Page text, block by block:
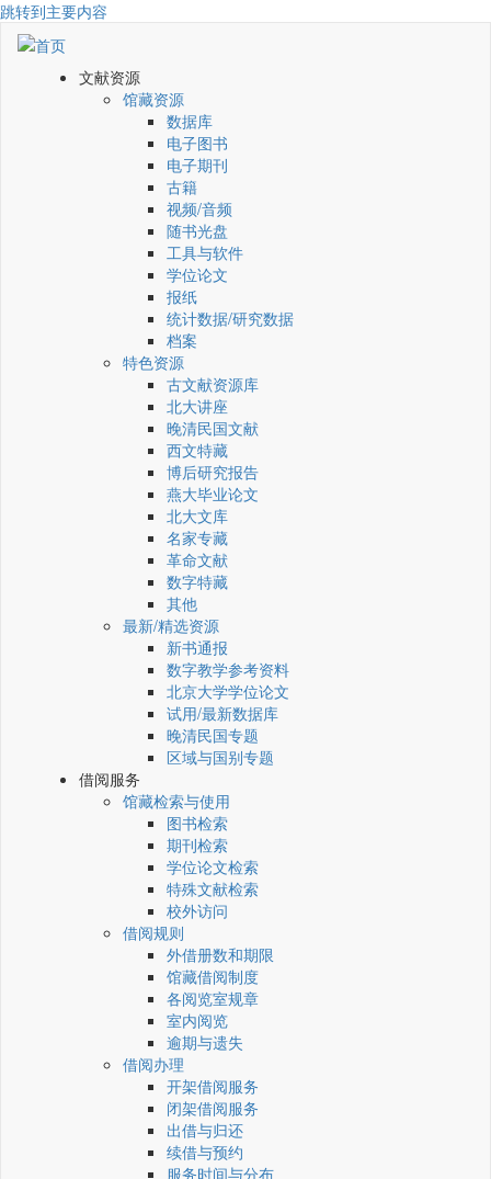
跳转到主要内容
文献资源
馆藏资源
数据库
电子图书
电子期刊
古籍
视频/音频
随书光盘
工具与软件
学位论文
报纸
统计数据/研究数据
档案
特色资源
古文献资源库
北大讲座
晚清民国文献
西文特藏
博后研究报告
燕大毕业论文
北大文库
名家专藏
革命文献
数字特藏
其他
最新/精选资源
新书通报
数字教学参考资料
北京大学学位论文
试用/最新数据库
晚清民国专题
区域与国别专题
借阅服务
馆藏检索与使用
图书检索
期刊检索
学位论文检索
特殊文献检索
校外访问
借阅规则
外借册数和期限
馆藏借阅制度
各阅览室规章
室内阅览
逾期与遗失
借阅办理
开架借阅服务
闭架借阅服务
出借与归还
续借与预约
服务时间与分布